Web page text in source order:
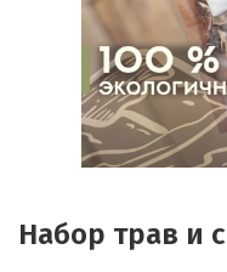
Набор трав и